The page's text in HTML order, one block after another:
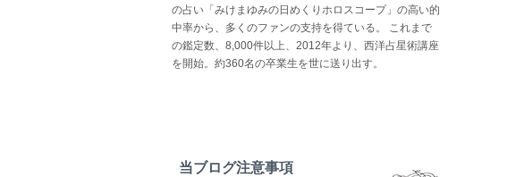
の占い「みけまゆみの日めくりホロスコープ」の高い的
中率から、多くのファンの支持を得ている。 これまで
の鑑定数、8,000件以上、2012年より、西洋占星術講座
を開始。約360名の卒業生を世に送り出す。
当ブログ注意事項